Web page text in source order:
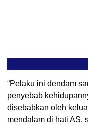
“Pelaku ini dendam
penyebab
disebabkan oleh
mendalam di hati AS,